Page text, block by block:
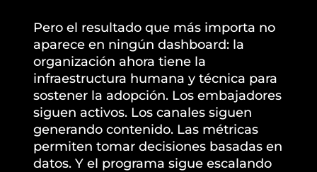
Pero el resultado que más importa no
aparece en ningún dashboard: la
organización ahora tiene la
infraestructura humana y técnica para
sostener la adopción. Los embajadores
siguen activos. Los canales siguen
generando contenido. Las métricas
permiten tomar decisiones basadas en
datos. Y el programa sigue escalando